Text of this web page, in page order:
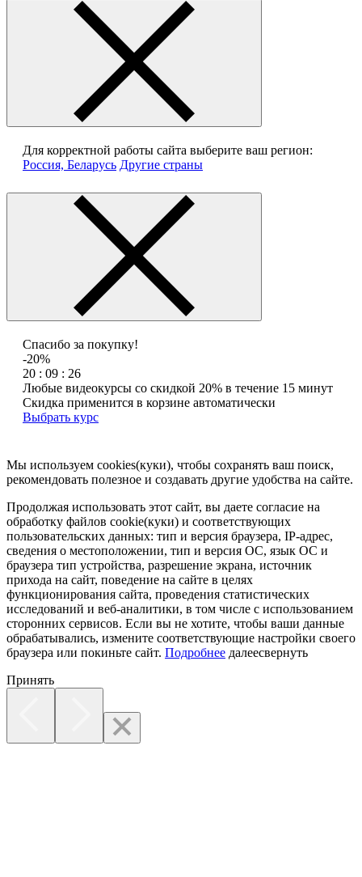
Для корректной работы сайта выберите ваш регион:
Россия, Беларусь Другие страны
Спасибо за покупку!
-20%
20 : 09 : 26
Любые видеокурсы со скидкой 20% в течение 15 минут
Скидка применится в корзине автоматически
Выбрать курс
Мы используем cookies(куки), чтобы сохранять ваш поиск,
рекомендовать полезное и создавать другие удобства на сайте.
Продолжая использовать этот сайт, вы даете согласие на
обработку файлов cookie(куки) и соответствующих
пользовательских данных: тип и версия браузера, IP-адрес,
сведения о местоположении, тип и версия ОС, язык ОС и
браузера тип устройства, разрешение экрана, источник
прихода на сайт, поведение на сайте в целях
функционирования сайта, проведения статистических
исследований и веб-аналитики, в том числе с использованием
сторонних сервисов. Если вы не хотите, чтобы ваши данные
обрабатывались, измените соответствующие настройки своего
браузера или покиньте сайт. Подробнее далеесвернуть
Принять